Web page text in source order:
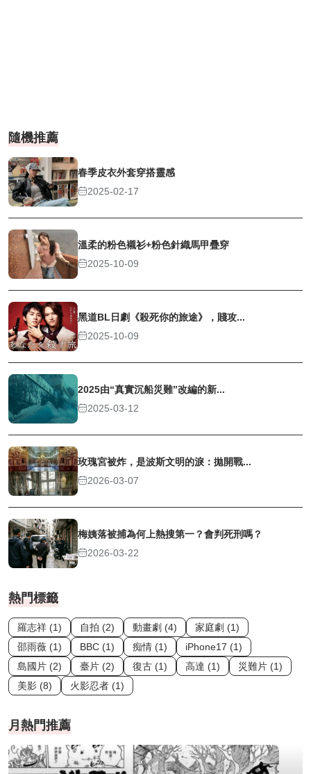
隨機推薦
春季皮衣外套穿搭靈感
2025-02-17
溫柔的粉色襯衫+粉色針織馬甲疊穿
2025-10-09
黑道BL日劇《殺死你的旅途》，賤攻...
2025-10-09
2025由“真實沉船災難”改編的新...
2025-03-12
玫瑰宮被炸，是波斯文明的淚：拋開戰...
2026-03-07
梅姨落被捕為何上熱搜第一？會判死刑嗎？
2026-03-22
熱門標籤
羅志祥 (1) 自拍 (2) 動畫劇 (4)
家庭劇 (1)
邵雨薇 (1)
BBC (1) 痴情 (1)
iPhone17 (1)
島國片 (2)
臺片 (2) 復古 (1) 高達 (1)
災難片 (1)
美影 (8)
火影忍者 (1)
月熱門推薦